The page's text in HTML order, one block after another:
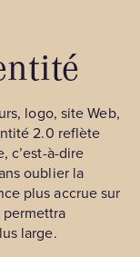
logo, site Web,
2.0 reflète
c’est-à-dire
oublier la
plus accrue sur
large.